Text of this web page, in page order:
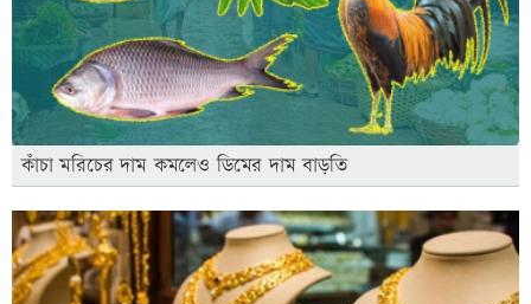
কাঁচা মরিচের দাম কমলেও ডিমের দাম বাড়তি